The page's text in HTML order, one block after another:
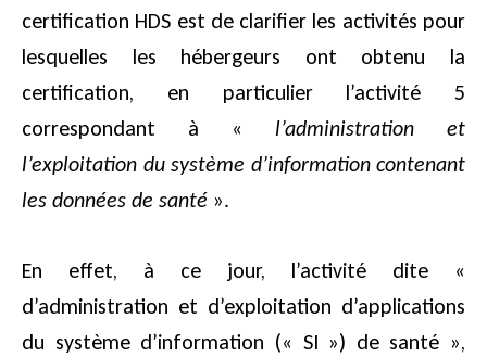
certification HDS est de clarifier les activités pour
lesquelles les hébergeurs ont obtenu la
certification, en particulier l’activité 5
correspondant à « l’administration et
l’exploitation du système d’information contenant
les données de santé ».
En effet, à ce jour, l’activité dite «
d’administration et d’exploitation d’applications
du système d’information (« SI ») de santé »,